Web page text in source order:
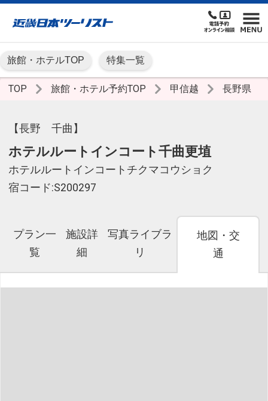
旅館・ホテルTOP 特集一覧
TOP 旅館・ホテル予約TOP 甲信越 長野県
【長野 千曲】
ホテルルートインコート千曲更埴
ホテルルートインコートチクマコウショク
宿コード:S200297
プラン一
覧
施設詳
細
写真ライブラ
リ
地図・交
通